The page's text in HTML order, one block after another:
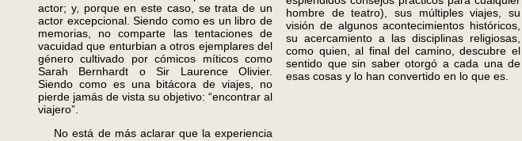
actor; y, porque en este caso, se trata de un
actor excepcional. Siendo como es un libro de
memorias, no comparte las tentaciones de
vacuidad que enturbian a otros ejemplares del
género cultivado por cómicos míticos como
Sarah Bernhardt o Sir Laurence Olivier.
Siendo como es una bitácora de viajes, no
pierde jamás de vista su objetivo: “encontrar al
viajero”.
No está de más aclarar que la experiencia
hombre de teatro), sus múltiples viajes, su
visión de algunos acontecimientos históricos,
su acercamiento a las disciplinas religiosas,
como quien, al final del camino, descubre el
sentido que sin saber otorgó a cada una de
esas cosas y lo han convertido en lo que es.